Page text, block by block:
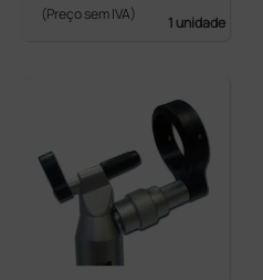
(Preço sem IVA) 1 unidade